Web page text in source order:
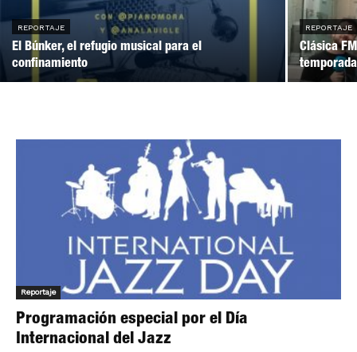
REPORTAJE
El Búnker, el refugio musical para el
confinamiento
REPORTAJE
Clásica
temporada
Reportaje
Programación especial por el Día
Internacional del Jazz